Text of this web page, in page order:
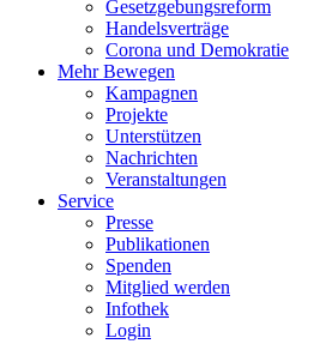
Gesetzgebungsreform
Handelsverträge
Corona und Demokratie
Mehr Bewegen
Kampagnen
Projekte
Unterstützen
Nachrichten
Veranstaltungen
Service
Presse
Publikationen
Spenden
Mitglied werden
Infothek
Login